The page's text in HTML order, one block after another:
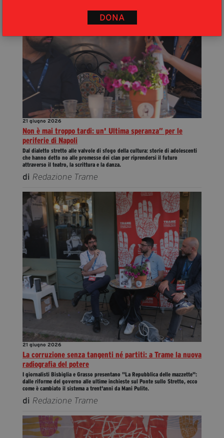
DONA
21 giugno 2026
Non è mai troppo tardi: un' Ultima speranza” per le
periferie di Napoli
Dal dialetto stretto alle valvole di sfogo della cultura: storie di adolescenti
che hanno detto no alle promesse dei clan per riprendersi il futuro
attraverso il teatro, la scrittura e la danza.
di Redazione Trame
21 giugno 2026
La corruzione senza tangenti né partiti: a Trame la nuova
radiografia del potere
I giornalisti Bisbiglia e Grasso presentano "La Repubblica delle mazzette":
dalle riforme del governo alle ultime inchieste sul Ponte sullo Stretto, ecco
come è cambiato il sistema a trent'anni da Mani Pulite.
di Redazione Trame